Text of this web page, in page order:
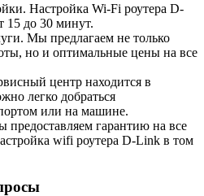
Настройка Wi-Fi роутера D-
15 до 30 минут.
Мы предлагаем не только
но и оптимальные цены на все
центр находится в
легко добраться
или на машине.
предоставляем гарантию на все
wifi роутера D-Link в том